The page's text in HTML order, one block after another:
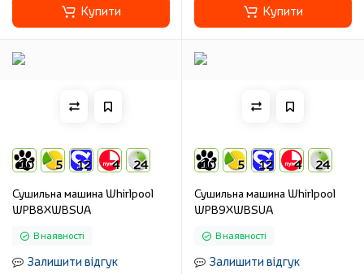
Купити Купити
10 5 12 4 24
Сушильна машина Whirlpool
WPB8XWBSUA
В наявності
Залишити відгук
10 5 12 4 24
Сушильна машина Whirlpool
WPB9XWBSUA
В наявності
Залишити відгук